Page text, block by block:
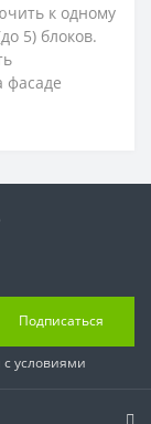
к одному
5) блоков.
фасаде
Подписаться
с условиями